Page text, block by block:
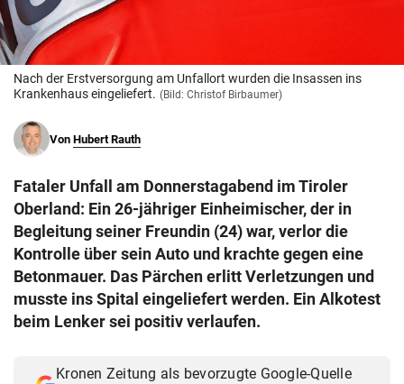
© Krone Multimedia GmbH & Co KG 2026
Muthgasse 2, 1190 Wien
Nach der Erstversorgung am Unfallort wurden die Insassen ins
Krankenhaus eingeliefert. (Bild: Christof Birbaumer)
Von Hubert Rauth
Fataler Unfall am Donnerstagabend im Tiroler
Oberland: Ein 26-jähriger Einheimischer, der in
Begleitung seiner Freundin (24) war, verlor die
Kontrolle über sein Auto und krachte gegen eine
Betonmauer. Das Pärchen erlitt Verletzungen und
musste ins Spital eingeliefert werden. Ein Alkotest
beim Lenker sei positiv verlaufen.
Kronen Zeitung als bevorzugte Google-Quelle